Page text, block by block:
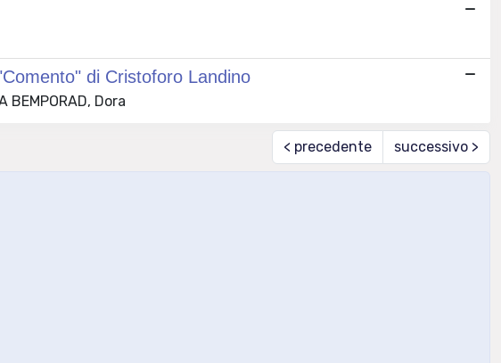
di Cristoforo Landino
Dora
< precedente successivo >